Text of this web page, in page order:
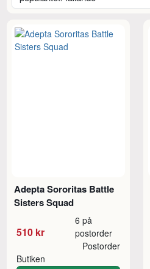
Adepta Sororitas Battle
Sisters Squad
510 kr
6 på
postorder
Butiken
Postorder